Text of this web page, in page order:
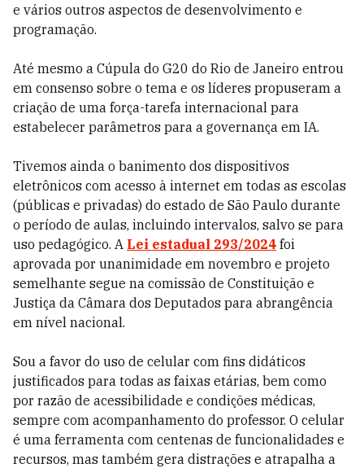
e vários outros aspectos de desenvolvimento e
programação.
Até mesmo a Cúpula do G20 do Rio de Janeiro entrou
em consenso sobre o tema e os líderes propuseram a
criação de uma força-tarefa internacional para
estabelecer parâmetros para a governança em IA.
Tivemos ainda o banimento dos dispositivos
eletrônicos com acesso à internet em todas as escolas
(públicas e privadas) do estado de São Paulo durante
o período de aulas, incluindo intervalos, salvo se para
uso pedagógico. A Lei estadual 293/2024 foi
aprovada por unanimidade em novembro e projeto
semelhante segue na comissão de Constituição e
Justiça da Câmara dos Deputados para abrangência
em nível nacional.
Sou a favor do uso de celular com fins didáticos
justificados para todas as faixas etárias, bem como
por razão de acessibilidade e condições médicas,
sempre com acompanhamento do professor. O celular
é uma ferramenta com centenas de funcionalidades e
recursos, mas também gera distrações e atrapalha a